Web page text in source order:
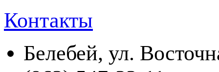
Контакты
Белебей, ул.